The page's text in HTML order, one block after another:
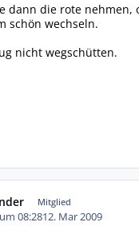
dann die rote nehmen,
schön wechseln.
nicht wegschütten.
Mitglied
08:2812. Mar 2009